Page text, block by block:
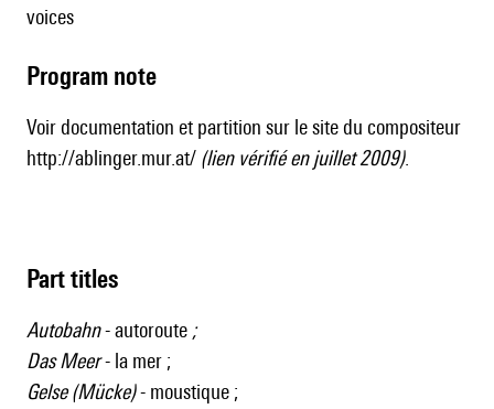
voices
Program note
Voir documentation et partition sur le site du compositeur
http://ablinger.mur.at/ (lien vérifié en juillet 2009).
Part titles
Autobahn- autoroute ;
Das Meer- la mer ;
Gelse (Mücke)- moustique ;